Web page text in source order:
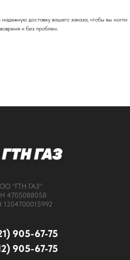
доставку вашего заказа, чтобы вы могли
и без проблем.
905-67-75
"ГТН ГАЗ"
4705088058
905-67-75